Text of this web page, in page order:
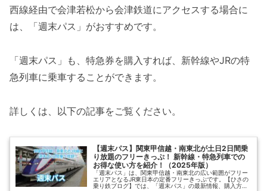
西線経由で会津若松から会津鉄道にアクセスする場合に
は、「週末パス」がおすすめです。
「週末パス」も、特急券を購入すれば、新幹線やJRの特
急列車に乗車することができます。
詳しくは、以下の記事をご覧ください。
【週末パス】関東甲信越・南東北が土日2日間乗
り放題のフリーきっぷ！ 新幹線・特急列車での
お得な使い方を紹介！（2025年版）
「週末パス」は、関東甲信越・南東北の広い範囲がフリー
エリアとなるJR東日本の定番フリーきっぷです。【ひさの
乗り鉄ブログ】では、「週末パス」の最新情報、購入方法